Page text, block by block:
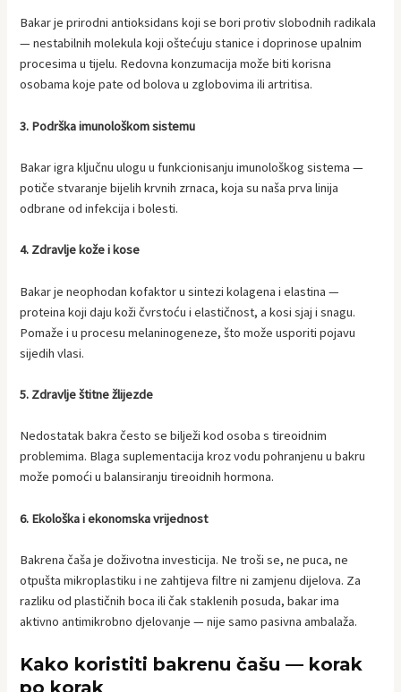
Bakar je prirodni antioksidans koji se bori protiv slobodnih radikala
— nestabilnih molekula koji oštećuju stanice i doprinose upalnim
procesima u tijelu. Redovna konzumacija može biti korisna
osobama koje pate od bolova u zglobovima ili artritisa.
3. Podrška imunološkom sistemu
Bakar igra ključnu ulogu u funkcionisanju imunološkog sistema —
potiče stvaranje bijelih krvnih zrnaca, koja su naša prva linija
odbrane od infekcija i bolesti.
4. Zdravlje kože i kose
Bakar je neophodan kofaktor u sintezi kolagena i elastina —
proteina koji daju koži čvrstoću i elastičnost, a kosi sjaj i snagu.
Pomaže i u procesu melaninogeneze, što može usporiti pojavu
sijedih vlasi.
5. Zdravlje štitne žlijezde
Nedostatak bakra često se bilježi kod osoba s tireoidnim
problemima. Blaga suplementacija kroz vodu pohranjenu u bakru
može pomoći u balansiranju tireoidnih hormona.
6. Ekološka i ekonomska vrijednost
Bakrena čaša je doživotna investicija. Ne troši se, ne puca, ne
otpušta mikroplastiku i ne zahtijeva filtre ni zamjenu dijelova. Za
razliku od plastičnih boca ili čak staklenih posuda, bakar ima
aktivno antimikrobno djelovanje — nije samo pasivna ambalaža.
Kako koristiti bakrenu čašu — korak